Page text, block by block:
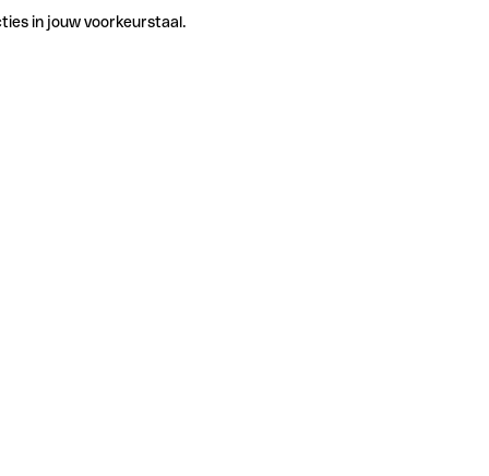
in jouw voorkeurstaal.